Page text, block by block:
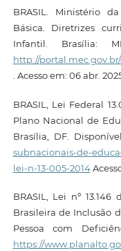
BRASIL. Ministério
Básica. Diretrizes
Infantil. Brasília:
http://
. Acesso em: 06 abr.
BRASIL, Lei Federal
Plano Nacional de
Brasília, DF.
subnacionais-de-
lei-n-13-005-2014
BRASIL, Lei nº
Brasileira de Inclusão
Pessoa com
https://